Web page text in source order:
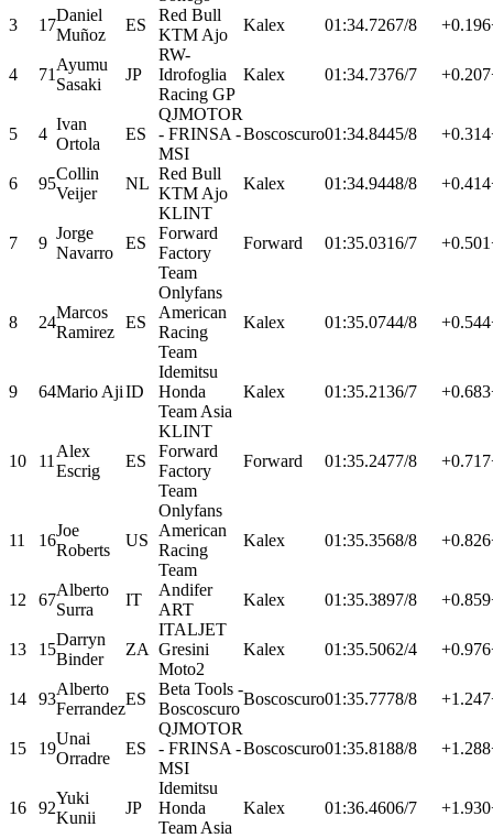
3 17
Daniel
Muñoz
ES
Red Bull
KTM Ajo
Kalex 01:34.7267/8 +0.196
4 71
Ayumu
Sasaki
JP
RW-
Idrofoglia
Racing GP
Kalex 01:34.7376/7 +0.207
5 4
Ivan
Ortola
ES
QJMOTOR
- FRINSA -
MSI
Boscoscuro01:34.8445/8 +0.314
6 95
Collin
Veijer
NL
Red Bull
KTM Ajo
Kalex 01:34.9448/8 +0.414
7 9
Jorge
Navarro
ES
KLINT
Forward
Factory
Team
Forward 01:35.0316/7 +0.501
8 24
Marcos
Ramirez
ES
Onlyfans
American
Racing
Team
Kalex 01:35.0744/8 +0.544
9 64Mario AjiID
Idemitsu
Honda
Team Asia
Kalex 01:35.2136/7 +0.683
10 11
Alex
Escrig
ES
KLINT
Forward
Factory
Team
Forward 01:35.2477/8 +0.717
11 16
Joe
Roberts
US
Onlyfans
American
Racing
Team
Kalex 01:35.3568/8 +0.826
12 67
Alberto
Surra
IT
Andifer
ART
Kalex 01:35.3897/8 +0.859
13 15
Darryn
Binder
ZA
ITALJET
Gresini
Moto2
Kalex 01:35.5062/4 +0.976
14 93
Alberto
Ferrandez
ES
Beta Tools -
Boscoscuro
Boscoscuro01:35.7778/8 +1.247
15 19
Unai
Orradre
ES
QJMOTOR
- FRINSA -
MSI
Boscoscuro01:35.8188/8 +1.288
16 92
Yuki
Kunii
JP
Idemitsu
Honda
Team Asia
Kalex 01:36.4606/7 +1.930